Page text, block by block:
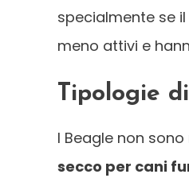
specialmente se
meno attivi e
Tipologie
I Beagle non
secco per cani